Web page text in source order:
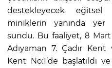
destekleyecek eğitsel
miniklerin yanında yer
sundu. Bu faaliyet, 8
Adıyaman 7. Çadır
Kent No:1’de başlatıldı